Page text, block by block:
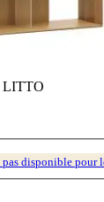
disponible pour